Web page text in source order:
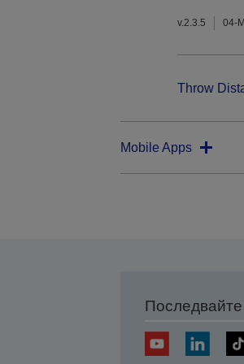
v.2.3.5 04-
Throw
Mobile Apps